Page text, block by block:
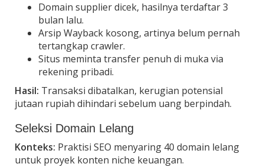
Domain supplier dicek, hasilnya terdaftar 3
bulan lalu.
Arsip Wayback kosong, artinya belum pernah
tertangkap crawler.
Situs meminta transfer penuh di muka via
rekening pribadi.
Hasil: Transaksi dibatalkan, kerugian potensial
jutaan rupiah dihindari sebelum uang berpindah.
Seleksi Domain Lelang
Konteks: Praktisi SEO menyaring 40 domain lelang
untuk proyek konten niche keuangan.